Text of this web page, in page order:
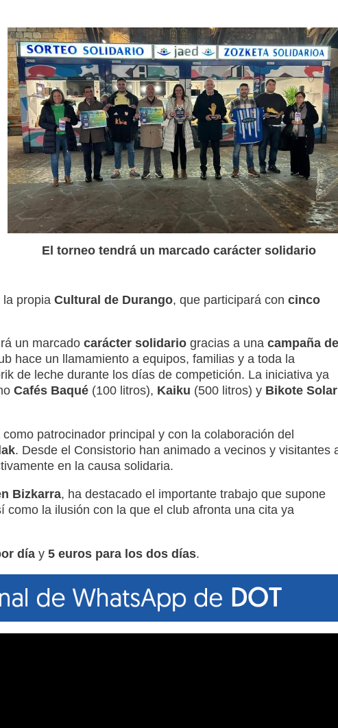
El torneo tendrá un marcado carácter solidario
propia Cultural de Durango, que participará con cinco
un marcado carácter solidariogracias a una campaña de
hace un llamamiento a equipos, familias y a toda la
de leche durante los días de competición. La iniciativa ya
Cafés Baqué(100 litros), Kaiku (500 litros) y Bikote Solar
como patrocinador principal y con la colaboración del
. Desde el Consistorio han animado a vecinos y visitantes
en la causa solidaria.
Bizkarra, ha destacado el importante trabajo que supone
la ilusión con la que el club afronta una cita ya
díay 5 euros para los dos días.